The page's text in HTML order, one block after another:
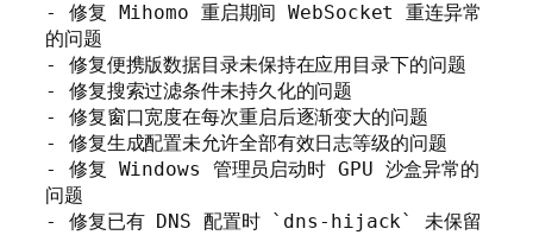
- 修复 Mihomo 重启期间 WebSocket 重连异常
的问题
- 修复便携版数据目录未保持在应用目录下的问题
- 修复搜索过滤条件未持久化的问题
- 修复窗口宽度在每次重启后逐渐变大的问题
- 修复生成配置未允许全部有效日志等级的问题
- 修复 Windows 管理员启动时 GPU 沙盒异常的
问题
- 修复已有 DNS 配置时 `dns-hijack` 未保留